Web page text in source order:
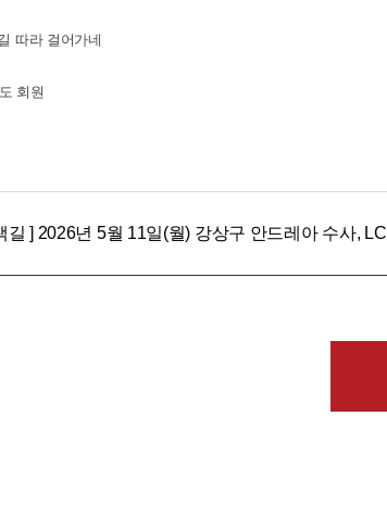
따라 걸어가네
회원
길 ] 2026년 5월 11일(월) 강상구 안드레아 수사, LC